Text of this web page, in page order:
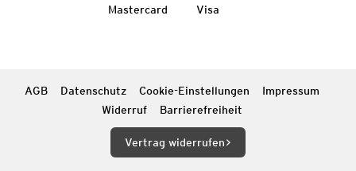
Mastercard Visa
AGB Datenschutz Cookie-Einstellungen
Impressum
Widerruf
Barrierefreiheit
Vertrag widerrufen